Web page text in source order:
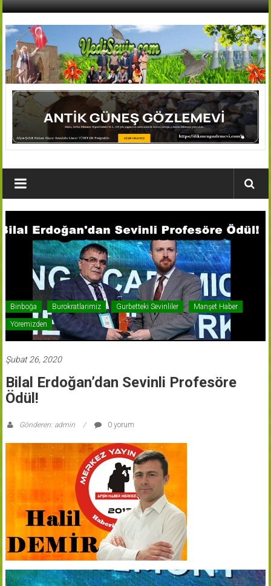
İçeriğe
AFŞİN
YEDİSEVİN
HABER
Köyleri
Portalı
Binboğa Burokratlarimiz Gurbetteki Sevinliler Manşet Haber
Yöremizden
Şubat 26, 2020
Bilal Erdoğan’dan Sevinli Profesöre
Ödül!
Gönderen: admin 0 yorum